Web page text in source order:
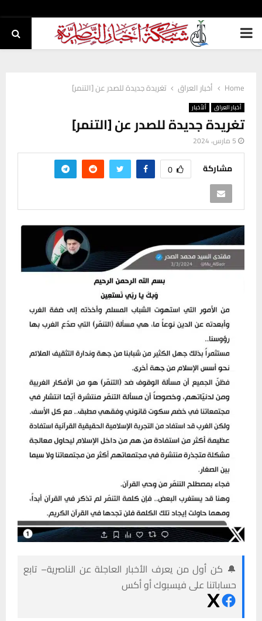
PRIMARY
Home أخبار العراق تغريدة جديدة للصدر عن [التنمر]
أخبار العراق ألأخبار
تغريدة جديدة للصدر عن [التنمر]
5 مارس، 2024
مشاركة 0
🔔 كن أول من يعرف الأخبار العاجلة عن الناصرية– تابع
حساباتنا على فيسبوك أو أكس